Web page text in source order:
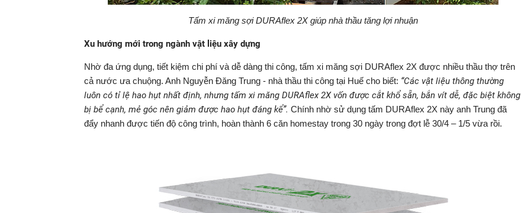
Tấm xi măng sợi DURAflex 2X giúp nhà thầu tăng lợi nhuận
Xu hướng mới trong ngành vật liệu xây dựng
Nhờ đa ứng dụng, tiết kiệm chi phí và dễ dàng thi công, tấm xi măng sợi DURAflex 2X được nhiều thầu thợ trên
cả nước ưa chuộng. Anh Nguyễn Đăng Trung - nhà thầu thi công tại Huế cho biết: “Các vật liệu thông thường
luôn có tỉ lệ hao hụt nhất định, nhưng tấm xi măng DURAflex 2X vốn được cắt khổ sẵn, bắn vít dễ, đặc biệt không
bị bể cạnh, mẻ góc nên giảm được hao hụt đáng kể”. Chính nhờ sử dụng tấm DURAflex 2X này anh Trung đã
đẩy nhanh được tiến độ công trình, hoàn thành 6 căn homestay trong 30 ngày trong đợt lễ 30/4 – 1/5 vừa rồi.